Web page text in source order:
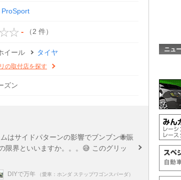
- （2 件）
イール タイヤ
の取付店を探す
ズン
はサイドパターンの影響でブンブン🐝賑
界といいますか。。。😅 このグリッ
DIYで万年 （愛車：ホンダ ステップワゴンスパーダ）
ニュ